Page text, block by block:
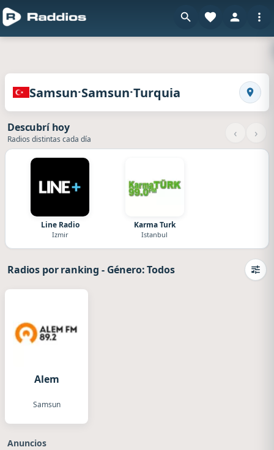
Radios de Samsun · Samsun · Turquiaen
Samsun·Samsun·Turquia
Descubrí hoy
Radios distintas cada día ‹ ›
Line Radio
Izmir
Karma Turk
Istanbul
Radios por ranking - Género: Todos
Alem
Samsun
Anuncios